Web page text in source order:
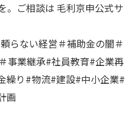
。ご相談は 毛利京申公式サ
らない経営＃補助金の闇＃
事業継承#社員教育#企業再
繰り#物流#建設#中小企業#
画